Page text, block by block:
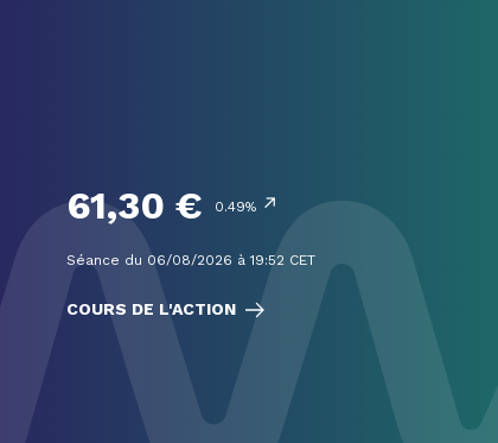
61,30 € 0.49% ↗
Séance du 06/08/2026 à 19:52 CET
COURS DE L'ACTION